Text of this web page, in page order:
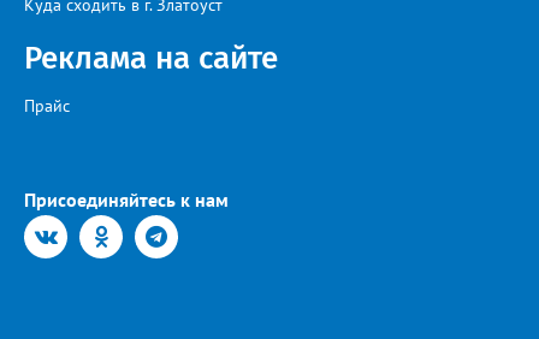
Куда сходить в г. Златоуст
Реклама на сайте
Прайс
Присоединяйтесь к нам